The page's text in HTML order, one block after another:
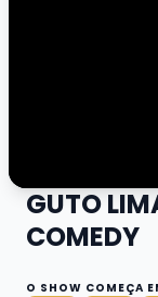
GUTO
COMEDY
O SHOW COMEÇA